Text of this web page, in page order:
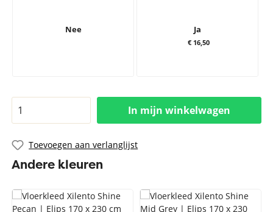
Nee Ja
€ 16,50
In mijn winkelwagen
Toevoegen aan verlanglijst
Andere kleuren